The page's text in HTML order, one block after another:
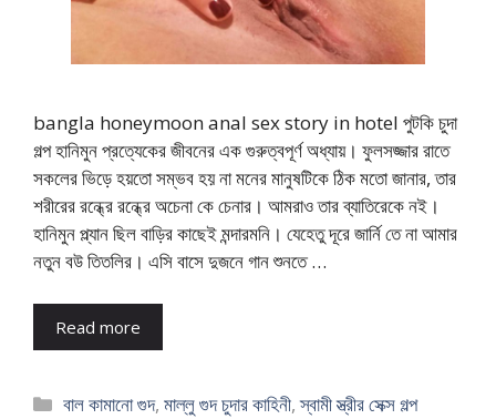
bangla honeymoon anal sex story in hotel পুটকি চুদা
গল্প হানিমুন প্রত্যেকের জীবনের এক গুরুত্বপূর্ণ অধ্যায়। ফুলসজ্জার রাতে
সকলের ভিড়ে হয়তো সম্ভব হয় না মনের মানুষটিকে ঠিক মতো জানার, তার
শরীরের রন্ধ্রে রন্ধ্রে অচেনা কে চেনার। আমরাও তার ব্যাতিরেকে নই।
হানিমুন প্ল্যান ছিল বাড়ির কাছেই মন্দারমনি। যেহেতু দূরে জার্নি তে না আমার
নতুন বউ তিতলির। এসি বাসে দুজনে গান শুনতে …
Read more
Categories
বাল কামানো গুদ,মাল্লু গুদ চুদার কাহিনী,স্বামী স্ত্রীর সেক্স গল্প